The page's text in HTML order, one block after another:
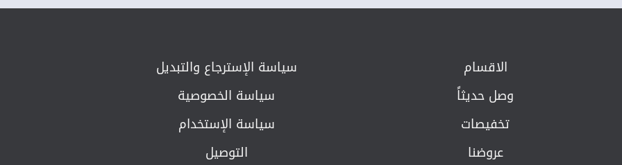
الاقسام
وصل حديثاً
تخفيصات
عروضنا
سياسة الإسترجاع والتبديل​
سياسة الخصوصية
سياسة الإستخدام
التوصيل